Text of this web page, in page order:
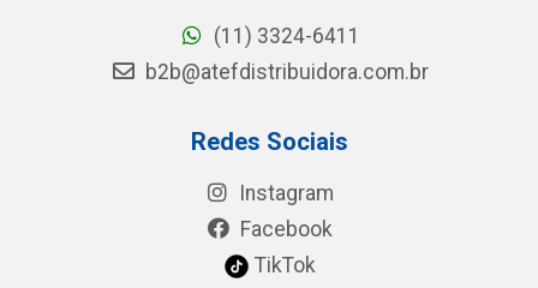
(11) 3324-6411
b2b@atefdistribuidora.com.br
Redes Sociais
Instagram
Facebook
TikTok